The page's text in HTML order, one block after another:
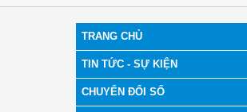
TRANG CHỦ
TIN TỨC - SỰ KIỆN
CHUYỂN ĐỔI SỐ